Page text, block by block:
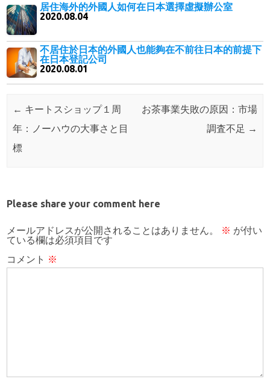
居住海外的外國人如何在日本選擇虛擬辦公室
2020.08.04
不居住於日本的外國人也能夠在不前往日本的前提下
在日本登記公司
2020.08.01
Post navigation
← キートスショップ１周
年：ノーハウの大事さと目
標
お茶事業失敗の原因：市場
調査不足 →
Please share your comment here
メールアドレスが公開されることはありません。 ※ が付い
ている欄は必須項目です
コメント ※